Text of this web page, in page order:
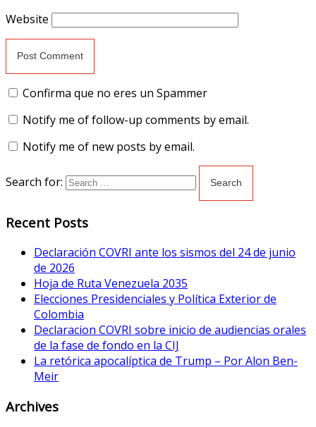
Website
Confirma que no eres un Spammer
Notify me of follow-up comments by email.
Notify me of new posts by email.
Search for:
Recent Posts
Declaración COVRI ante los sismos del 24 de junio
de 2026
Hoja de Ruta Venezuela 2035
Elecciones Presidenciales y Política Exterior de
Colombia
Declaracion COVRI sobre inicio de audiencias orales
de la fase de fondo en la CIJ
La retórica apocalíptica de Trump – Por Alon Ben-
Meir
Archives